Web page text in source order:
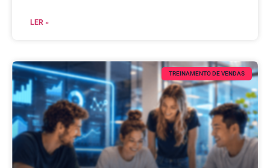
LER »
TREINAMENTO DE VENDAS